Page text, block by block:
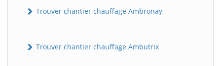
Trouver chantier chauffage Ambronay
Trouver chantier chauffage Ambutrix